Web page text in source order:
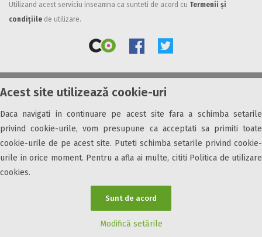
Acest site utilizează cookie-uri
Daca navigati in continuare pe acest site fara a schimba setarile
privind cookie-urile, vom presupune ca acceptati sa primiti toate
cookie-urile de pe acest site. Puteti schimba setarile privind cookie-
urile in orice moment. Pentru a afla ai multe, cititi Politica de utilizare
cookies.
Sunt de acord
Modifică setările
Internet wireless
All inclusive
Pensiune completa
Demipensiune
Mic dejun
Accepta animale
Accepta voucher vacanta
Acces persoane cu dizabilități
Utilizand acest serviciu inseamna ca sunteti de acord cu Termenii și
condițiile de utilizare.
© 2026 Cazare7. Toate drepturile rezervate.
Obiective turistice Informații utile Parteneri Cazare7 Harta Cazare7